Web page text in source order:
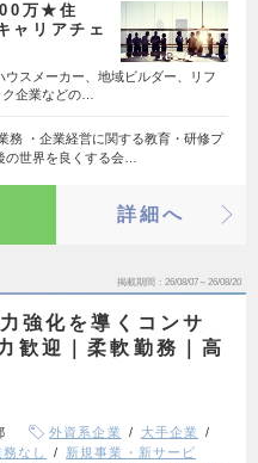
万★住
ャリアチェ
ウスメーカー、地域ビルダー、リフ
ク企業などの…
務 ・企業経営に関する教育・研修プ
の世界を良くする会…
詳細へ
掲載期間 26/08/07～26/08/20
強化を導くコンサ
歓迎｜柔軟勤務｜高
外資系企業
大手企業
なし
新規事業・新サービ